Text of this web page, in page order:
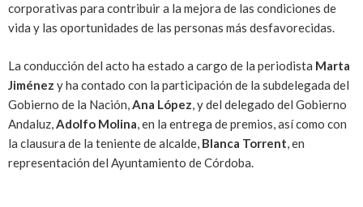
corporativas para contribuir a la mejora de las condiciones de
vida y las oportunidades de las personas más desfavorecidas.
La conducción del acto ha estado a cargo de la periodista Marta
Jiménez y ha contado con la participación de la subdelegada del
Gobierno de la Nación, Ana López , y del delegado del Gobierno
Andaluz, Adolfo Molina , en la entrega de premios, así como con
la clausura de la teniente de alcalde, Blanca Torrent , en
representación del Ayuntamiento de Córdoba.